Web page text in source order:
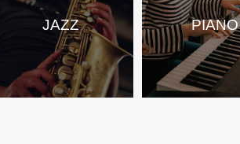
JAZZ PIANO